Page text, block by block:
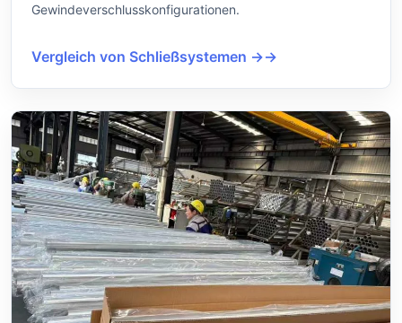
Gewindeverschlusskonfigurationen.
Vergleich von Schließsystemen →